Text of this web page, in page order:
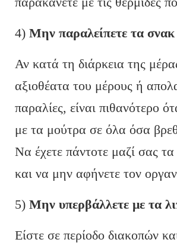
4) Μην παραλείπετε τα
Αν κατά τη διάρκεια της
αξιοθέατα του μέρους ή
παραλίες, είναι πιθανότερο
με τα μούτρα σε όλα όσα
Να έχετε πάντοτε μαζί σας
και να μην αφήνετε τον
5) Μην υπερβάλλετε με τα
Είστε σε περίοδο διακοπών